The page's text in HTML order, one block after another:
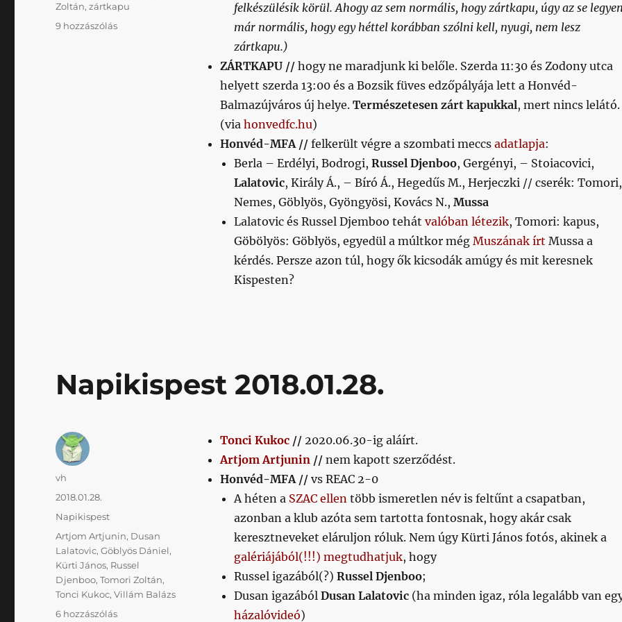
felkészülésik körül. Ahogy az sem normális, hogy zártkapu, úgy az se
már normális, hogy egy héttel korábban szólni kell, nyugi, nem lesz
zártkapu.)
ZÁRTKAPU // hogy ne maradjunk ki belőle. Szerda 11:30 és Zodony utca
helyett szerda 13:00 és a Bozsik füves edzőpályája lett a Honvéd-
Balmazújváros új helye. Természetesen zárt kapukkal, mert nincs lelátó.
(via honvedfc.hu)
Honvéd-MFA // felkerült végre a szombati meccs adatlapja:
Berla – Erdélyi, Bodrogi, Russel Djenboo, Gergényi, – Stoiacovici,
Lalatovic, Király Á., – Bíró Á., Hegedűs M., Herjeczki // cserék: Tomori,
Nemes, Göblyös, Gyöngyösi, Kovács N., Mussa
Lalatovic és Russel Djemboo tehát valóban létezik, Tomori: kapus,
Göbölyös: Göblyös, egyedül a múltkor még Muszának írt Mussa a
kérdés. Persze azon túl, hogy ők kicsodák amúgy és mit keresnek
Kispesten?
Zoltán,zártkapu
9 hozzászólásNapikispest
Napikispest 2018.01.28.
Tonci Kukoc// 2020.06.30-ig aláírt.
Artjom Artjunin//nem kapott szerződést.
Honvéd-MFA //vs REAC 2-0
A héten a SZAC ellentöbb ismeretlen név is feltűnt a csapatban,
azonban a klub azóta sem tartotta fontosnak, hogy akár csak
keresztneveket eláruljon róluk. Nem úgy Kürti János fotós, akinek a
galériájából(!!!) megtudhatjuk, hogy
Russel igazából(?) Russel Djenboo;
Dusan igazából Dusan Lalatovic (ha minden igaz, róla legalább van
házalóvideó)
Szerző
vh
Közzétéve
2018.01.28.
Kategória
Napikispest
Címke
Artjom Artjunin, Dusan
Lalatovic,Göblyös Dániel,
Kürti János, Russel
Djenboo,Tomori Zoltán,
Tonci Kukoc,Villám Balázs
6 hozzászólásNapikispest